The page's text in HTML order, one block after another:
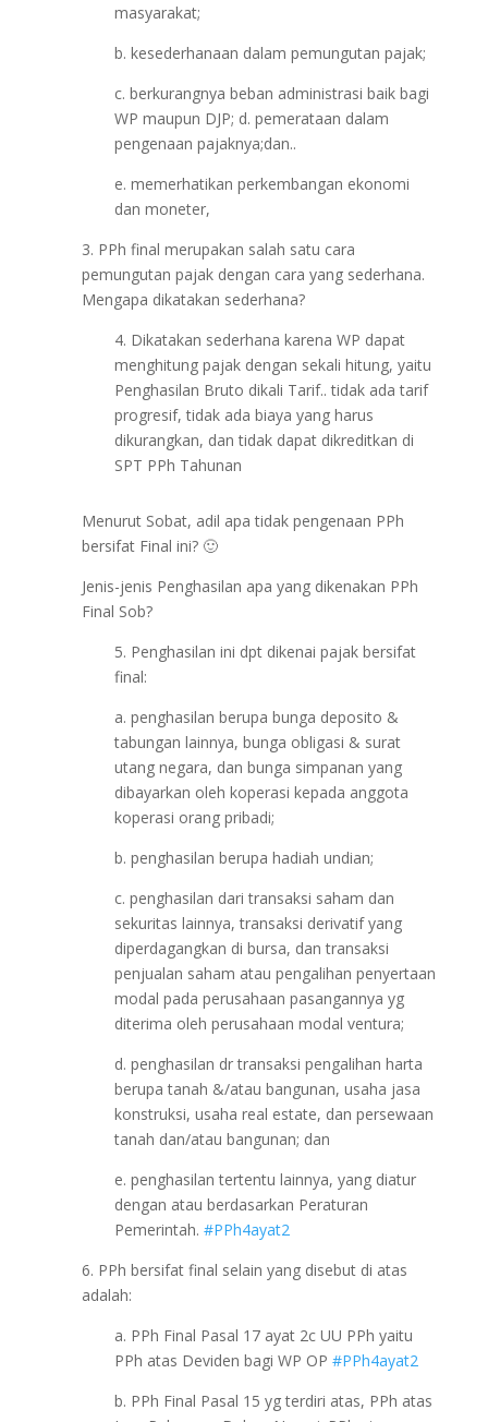
masyarakat;
b. kesederhanaan dalam pemungutan pajak;
c. berkurangnya beban administrasi baik bagi
WP maupun DJP; d. pemerataan dalam
pengenaan pajaknya;dan..
e. memerhatikan perkembangan ekonomi
dan moneter,
3. PPh final merupakan salah satu cara
pemungutan pajak dengan cara yang sederhana.
Mengapa dikatakan sederhana?
4. Dikatakan sederhana karena WP dapat
menghitung pajak dengan sekali hitung, yaitu
Penghasilan Bruto dikali Tarif.. tidak ada tarif
progresif, tidak ada biaya yang harus
dikurangkan, dan tidak dapat dikreditkan di
SPT PPh Tahunan
Menurut Sobat, adil apa tidak pengenaan PPh
bersifat Final ini? 🙂
Jenis-jenis Penghasilan apa yang dikenakan PPh
Final Sob?
5. Penghasilan ini dpt dikenai pajak bersifat
final:
a. penghasilan berupa bunga deposito &
tabungan lainnya, bunga obligasi & surat
utang negara, dan bunga simpanan yang
dibayarkan oleh koperasi kepada anggota
koperasi orang pribadi;
b. penghasilan berupa hadiah undian;
c. penghasilan dari transaksi saham dan
sekuritas lainnya, transaksi derivatif yang
diperdagangkan di bursa, dan transaksi
penjualan saham atau pengalihan penyertaan
modal pada perusahaan pasangannya yg
diterima oleh perusahaan modal ventura;
d. penghasilan dr transaksi pengalihan harta
berupa tanah &/atau bangunan, usaha jasa
konstruksi, usaha real estate, dan persewaan
tanah dan/atau bangunan; dan
e. penghasilan tertentu lainnya, yang diatur
dengan atau berdasarkan Peraturan
Pemerintah. #PPh4ayat2
6. PPh bersifat final selain yang disebut di atas
adalah:
a. PPh Final Pasal 17 ayat 2c UU PPh yaitu
PPh atas Deviden bagi WP OP #PPh4ayat2
b. PPh Final Pasal 15 yg terdiri atas, PPh atas